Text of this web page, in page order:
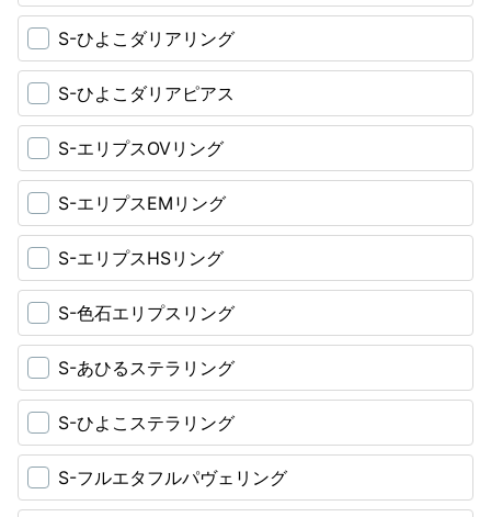
S-ひよこダリアリング
S-ひよこダリアピアス
S-エリプスOVリング
S-エリプスEMリング
S-エリプスHSリング
S-色石エリプスリング
S-あひるステラリング
S-ひよこステラリング
S-フルエタフルパヴェリング